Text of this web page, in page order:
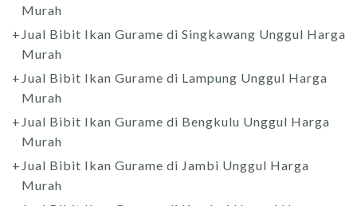
Murah
Jual Bibit Ikan Gurame di Singkawang Unggul Harga
Murah
Jual Bibit Ikan Gurame di Lampung Unggul Harga
Murah
Jual Bibit Ikan Gurame di Bengkulu Unggul Harga
Murah
Jual Bibit Ikan Gurame di Jambi Unggul Harga
Murah